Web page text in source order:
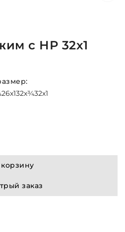
с НР 32х1
26х132х¾32х1
заказ